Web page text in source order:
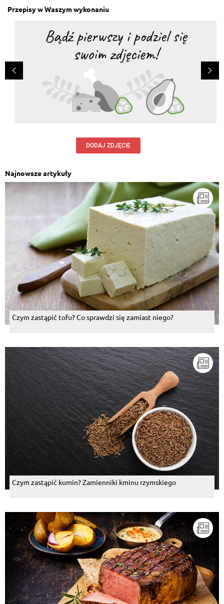
Przepisy w Waszym wykonaniu
DODAJ ZDJĘCIE
Najnowsze artykuły
Czym zastąpić tofu? Co sprawdzi się zamiast niego?
Czym zastąpić kumin? Zamienniki kminu rzymskiego